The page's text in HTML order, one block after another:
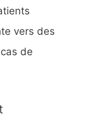
vers des
de